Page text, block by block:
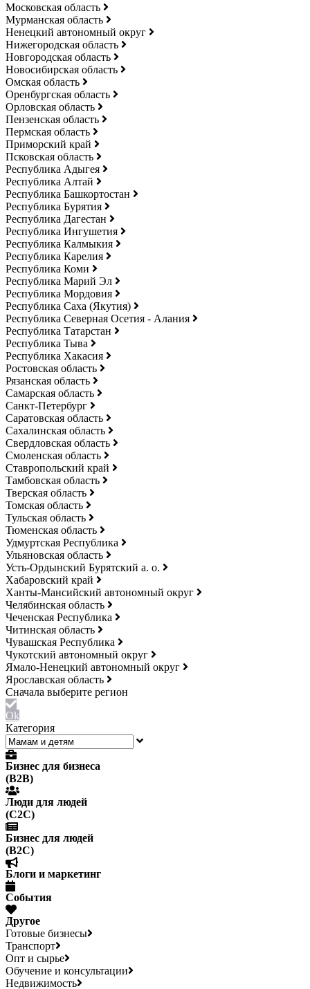
Московская область
Мурманская область
Ненецкий автономный округ
Нижегородская область
Новгородская область
Новосибирская область
Омская область
Оренбургская область
Орловская область
Пензенская область
Пермская область
Приморский край
Псковская область
Республика Адыгея
Республика Алтай
Республика Башкортостан
Республика Бурятия
Республика Дагестан
Республика Ингушетия
Республика Калмыкия
Республика Карелия
Республика Коми
Республика Марий Эл
Республика Мордовия
Республика Саха (Якутия)
Республика Северная Осетия - Алания
Республика Татарстан
Республика Тыва
Республика Хакасия
Ростовская область
Рязанская область
Самарская область
Санкт-Петербург
Саратовская область
Сахалинская область
Свердловская область
Смоленская область
Ставропольский край
Тамбовская область
Тверская область
Томская область
Тульская область
Тюменская область
Удмуртская Республика
Ульяновская область
Усть-Ордынский Бурятский а. о.
Хабаровский край
Ханты-Мансийский автономный округ
Челябинская область
Чеченская Республика
Читинская область
Чувашская Республика
Чукотский автономный округ
Ямало-Ненецкий автономный округ
Ярославская область
Ok
Категория
Бизнес для бизнеса
(B2B)
Люди для людей
(С2С)
Бизнес для людей
(B2C)
Блоги и маркетинг
События
Другое
Готовые бизнесы
Транспорт
Опт и сырье
Обучение и консультации
Недвижимость